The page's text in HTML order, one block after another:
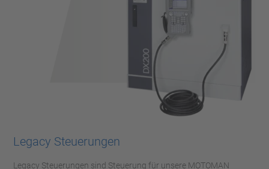
Legacy Steuerungen
Legacy Steuerungen sind Steuerung für unsere MOTOMAN